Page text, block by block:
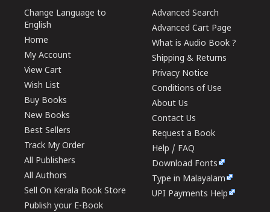
Change Language to
English
Home
My Account
View Cart
Wish List
Buy Books
New Books
Best Sellers
Track My Order
All Publishers
All Authors
Sell On Kerala Book Store
Publish your E-Book
Advanced Search
Advanced Cart Page
What is Audio Book ?
Shipping & Returns
Privacy Notice
Conditions of Use
About Us
Contact Us
Request a Book
Help / FAQ
Download Fonts
Type in Malayalam
UPI Payments Help